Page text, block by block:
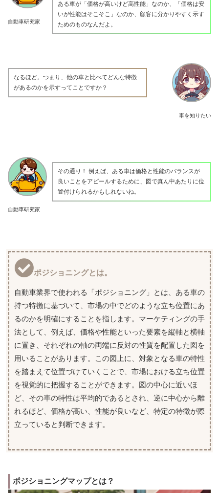
自動車研究家
ある車が「価格が高いけど高性能」なのか、「価格は安
いが性能はそこそこ」なのか、顧客に分かりやすく示す
ためのものなんだよ。
車を知りたい
なるほど。つまり、他の車と比べてどんな特徴
があるのかを示すってことですか？
自動車研究家
その通り！ 例えば、ある車は価格と性能のバランスが
良いことをアピールするために、図で真ん中あたりに位
置付けられるかもしれないね。
ポジショニングとは。
自動車業界で使われる「ポジショニング」とは、ある車の
持つ特徴に基づいて、市場の中でどのような立ち位置にあ
るのかを明確にすることを指します。マーケティングの手
法として、例えば、価格や性能といった要素を縦軸と横軸
に置き、それぞれの軸の両端に反対の性質を配置した図を
用いることがあります。この図上に、対象となる車の特性
を踏まえて位置づけていくことで、市場における立ち位置
を視覚的に把握することができます。図の中心に近いほ
ど、その車の特性は平均的であるとされ、逆に中心から離
れるほど、価格が高い、性能が良いなど、特定の特徴が際
立っていると判断できます。
ポジショニングマップとは？